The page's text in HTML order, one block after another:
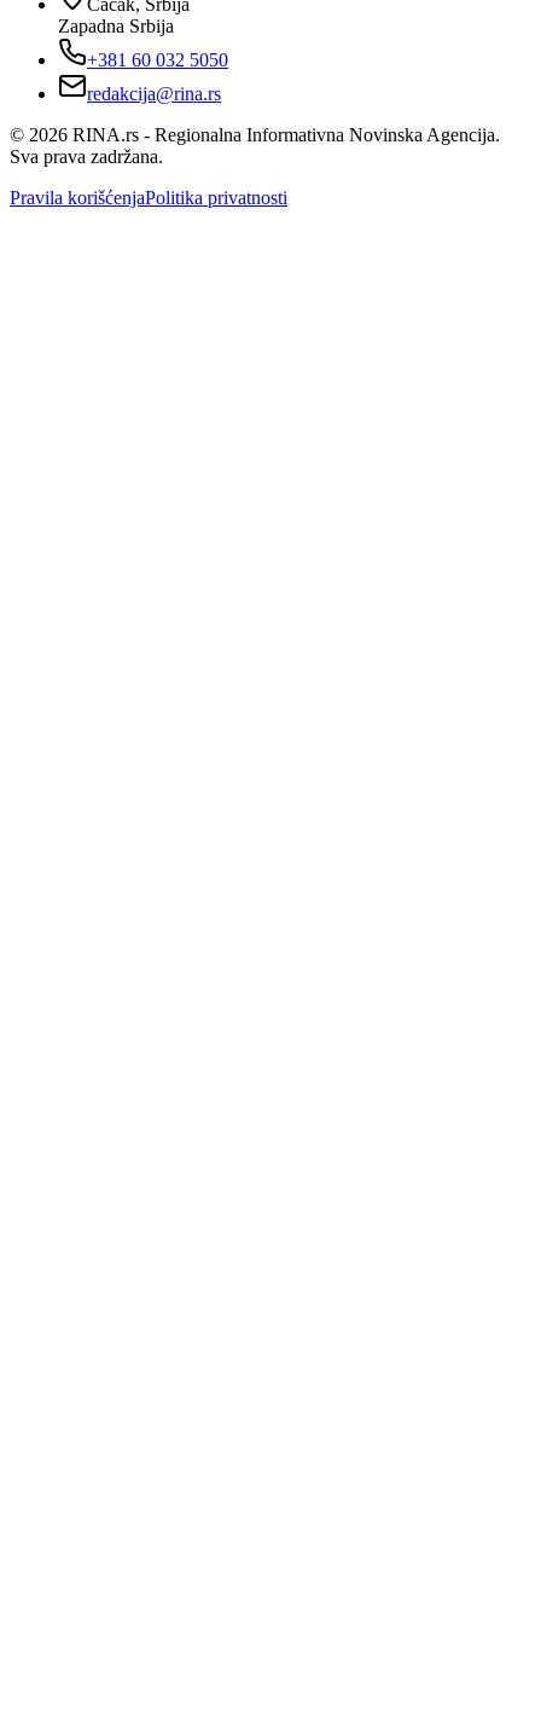
Zapadna Srbija
+381 60 032 5050
redakcija@rina.rs
© 2026 RINA.rs - Regionalna Informativna Novinska Agencija.
Sva prava zadržana.
Pravila korišćenjaPolitika privatnosti